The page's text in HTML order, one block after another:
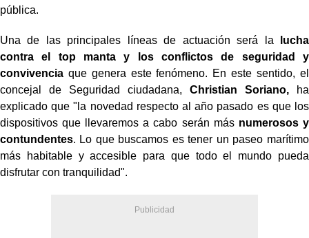
pública.
Una de las principales líneas de actuación será la
lucha
contra el top manta y los conflictos de seguridad y
convivencia que genera este fenómeno. En este sentido, el
concejal de Seguridad ciudadana, Christian Soriano,ha
explicado que "la novedad respecto al año pasado es que los
dispositivos que llevaremos a cabo serán más numerosos y
contundentes. Lo que buscamos es tener un paseo marítimo
más habitable y accesible para que todo el mundo pueda
disfrutar con tranquilidad".